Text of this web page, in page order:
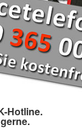
Hotline.